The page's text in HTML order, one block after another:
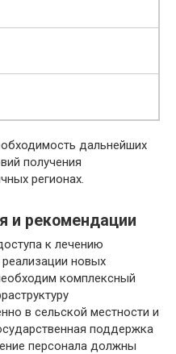
дальнейших
получения
регионах.
и рекомендации
к лечению
новых
комплексный
в сельской местности и
поддержка
персонала должны